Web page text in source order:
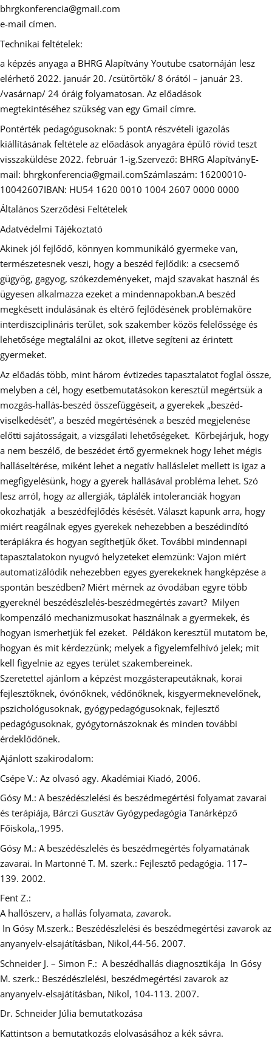
bhrgkonferencia@gmail.com
e-mail címen.
Technikai feltételek:
a képzés anyaga a BHRG Alapítvány Youtube csatornáján lesz
elérhető 2022. január 20. /csütörtök/ 8 órától – január 23.
/vasárnap/ 24 óráig folyamatosan. Az előadások
megtekintéséhez szükség van egy Gmail címre.
Pontérték pedagógusoknak: 5 pontA részvételi igazolás
kiállításának feltétele az előadások anyagára épülő rövid teszt
visszaküldése 2022. február 1-ig.Szervező: BHRG AlapítványE-
mail: ​bhrgkonferencia@gmail.comSzámlaszám: 16200010-
10042607IBAN: HU54 1620 0010 1004 2607 0000 0000
Általános Szerződési Feltételek
Adatvédelmi Tájékoztató
Akinek jól fejlődő, könnyen kommunikáló gyermeke van,
természetesnek veszi, hogy a beszéd fejlődik: a csecsemő
gügyög, gagyog, szókezdeményeket, majd szavakat használ és
ügyesen alkalmazza ezeket a mindennapokban.A beszéd
megkésett indulásának és eltérő fejlődésének problémaköre
interdiszciplináris terület, sok szakember közös felelőssége és
lehetősége megtalálni az okot, illetve segíteni az érintett
gyermeket.
Az előadás több, mint három évtizedes tapasztalatot foglal össze,
melyben a cél, hogy esetbemutatásokon keresztül megértsük a
mozgás-hallás-beszéd összefüggéseit, a gyerekek „beszéd-
viselkedését”, a beszéd megértésének a beszéd megjelenése
előtti sajátosságait, a vizsgálati lehetőségeket. Körbejárjuk, hogy
a nem beszélő, de beszédet értő gyermeknek hogy lehet mégis
halláseltérése, miként lehet a negatív halláslelet mellett is igaz a
megfigyelésünk, hogy a gyerek hallásával probléma lehet. Szó
lesz arról, hogy az allergiák, táplálék intoleranciák hogyan
okozhatják a beszédfejlődés késését. Választ kapunk arra, hogy
miért reagálnak egyes gyerekek nehezebben a beszédindító
terápiákra és hogyan segíthetjük őket. További mindennapi
tapasztalatokon nyugvó helyzeteket elemzünk: Vajon miért
automatizálódik nehezebben egyes gyerekeknek hangképzése a
spontán beszédben? Miért mérnek az óvodában egyre több
gyereknél beszédészlelés-beszédmegértés zavart? Milyen
kompenzáló mechanizmusokat használnak a gyermekek, és
hogyan ismerhetjük fel ezeket. Példákon keresztül mutatom be,
hogyan és mit kérdezzünk; melyek a figyelemfelhívó jelek; mit
kell figyelnie az egyes terület szakembereinek.
Szeretettel ajánlom a képzést mozgásterapeutáknak, korai
fejlesztőknek, óvónőknek, védőnőknek, kisgyermeknevelőnek,
pszichológusoknak, gyógypedagógusoknak, fejlesztő
pedagógusoknak, gyógytornászoknak és minden további
érdeklődőnek.
Ajánlott szakirodalom:
Csépe V.: Az olvasó agy. Akadémiai Kiadó, 2006.
Gósy M.: A beszédészlelési és beszédmegértési folyamat zavarai
és terápiája, Bárczi Gusztáv Gyógypedagógia Tanárképző
Főiskola,.1995.
Gósy M.: A beszédészlelés és beszédmegértés folyamatának
zavarai. In Martonné T. M. szerk.: Fejlesztő pedagógia. 117–
139. 2002.
Fent Z.:
A hallószerv, a hallás folyamata, zavarok.
In Gósy M.szerk.: Beszédészlelési és beszédmegértési zavarok az
anyanyelv-elsajátításban, Nikol,44-56. 2007.
Schneider J. – Simon F.: A beszédhallás diagnosztikája In Gósy
M. szerk.: Beszédészlelési, beszédmegértési zavarok az
anyanyelv-elsajátításban, Nikol, 104-113. 2007.
Dr. Schneider Júlia bemutatkozása
Kattintson a bemutatkozás elolvasásához a kék sávra.